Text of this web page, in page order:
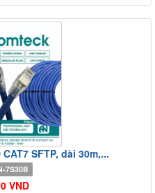
SFTP, dài 30m,...
7S30B
VND